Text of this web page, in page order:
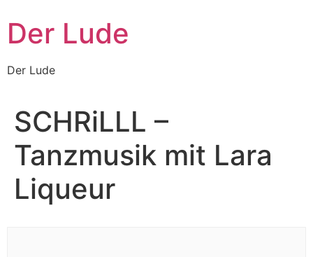
Inhalt
wechseln
Der Lude
Der Lude
SCHRiLLL –
Tanzmusik mit Lara
Liqueur